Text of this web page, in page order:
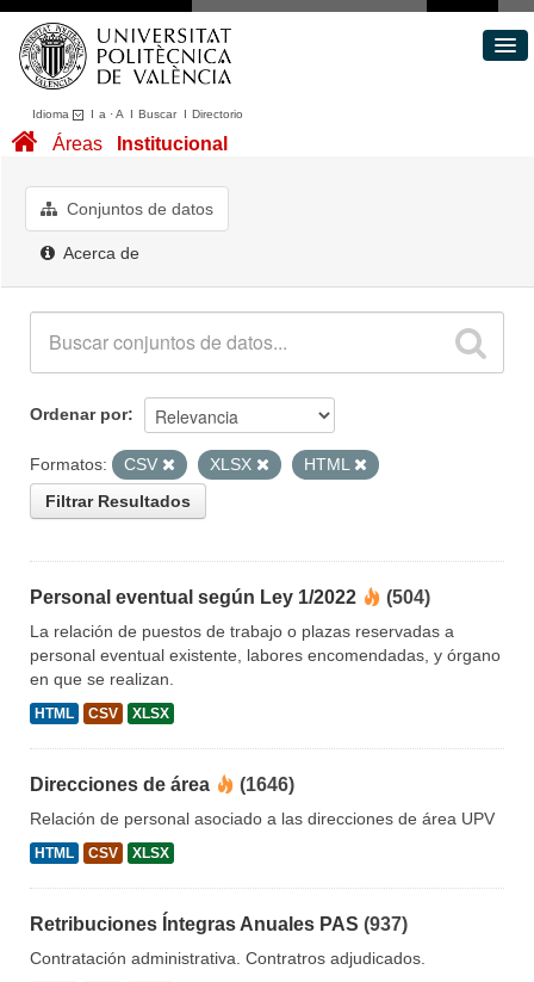
Idioma I a ·A I BuscarI Directorio
Conjuntos de datos
Acerca de
Áreas Institucional
Conjuntos de datos
Acerca de
Ordenar por
Formatos: CSV XLSX
HTML
Filtrar Resultados
Personal eventual según Ley 1/2022 (504)
La relación de puestos de trabajo o plazas reservadas a
personal eventual existente, labores encomendadas, y órgano
en que se realizan.
HTML CSV XLSX
Direcciones de área (1646)
Relación de personal asociado a las direcciones de área UPV
HTML CSV XLSX
Retribuciones Íntegras Anuales PAS (937)
Contratación administrativa. Contratros adjudicados.